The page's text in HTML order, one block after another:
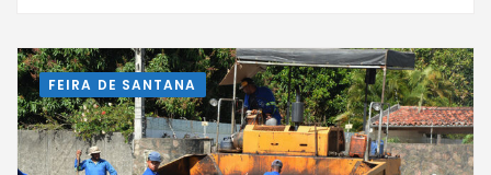
FEIRA DE SANTANA